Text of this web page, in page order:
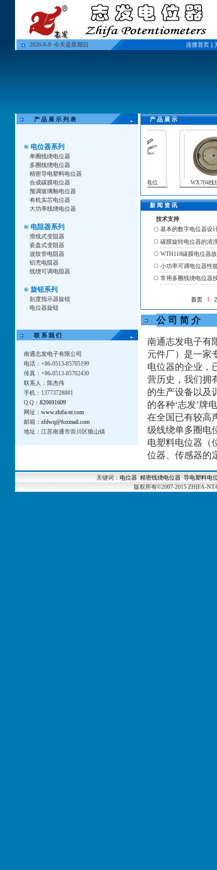
2026-8-9 今天是星期日 连接首页
产 品 展 示 列 表
电位器系列
单圈线绕电位器
多圈线绕电位器
精密导电塑料电位器
合成碳膜电位器
预调玻璃釉电位器
有机实芯电位器
大功率线绕电位器
电阻器系列
滑线式变阻器
瓷盘式变阻器
波纹管电阻器
铝壳电阻器
线绕可调电阻器
旋钮系列
刻度指示器旋钮
电位器旋钮
联 系 我 们
南通志发电子有限公司
电话：+86-0513-85705199
传真：+86-0513-85702430
联系人：陈杰伟
手机：13773728881
Q Q： 820691609
网址： www.zhifa-nt.com
邮箱： zfdwq@foxmail.com
地址：江苏南通市崇川区狼山镇
产 品 展 示
WX50大功率线绕电 WX24精密线绕电位 WX704线绕
新 闻 资 讯
技术支持
基本的数字电位器设
碳膜旋转电位器的清
WTH118碳膜电位器
小功率可调电位器性
常用多圈线绕电位器
首页 1 2
公 司 简 介
南通志发电子有
元件厂）是一家
电位器的企业，
营历史，我们拥
的生产设备以及
的各种‘志发’牌
在全国已有较高
级线绕单多圈电
电塑料电位器（
位器、传感器的
关键词： 电位器 精密线绕电位器 导电塑料电
版权所有©2007-2015 ZHIFA-